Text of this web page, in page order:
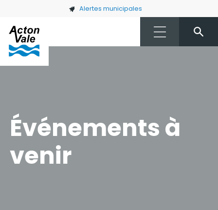
Skip to main content Alertes municipales
Événements à
venir